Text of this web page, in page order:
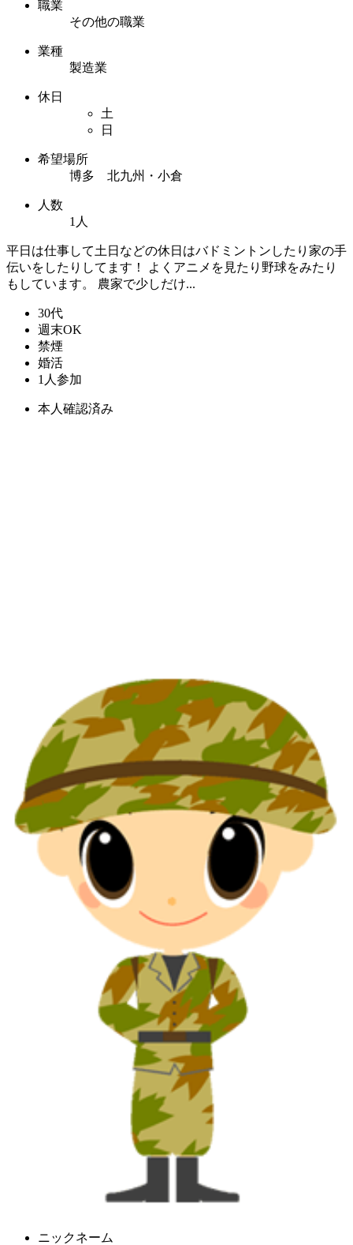
職業
その他の職業
業種
製造業
休日
土
日
希望場所
博多 北九州・小倉
人数
1人
平日は仕事して土日などの休日はバドミントンしたり家の手
伝いをしたりしてます！ よくアニメを見たり野球をみたり
もしています。 農家で少しだけ...
30代
週末OK
禁煙
婚活
1人参加
本人確認済み
ニックネーム